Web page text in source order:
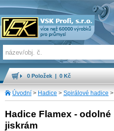
0 Položek | 0 Kč
Úvodní > Hadice > Spirálové hadice >
Hadice Flamex - odolné
jiskrám